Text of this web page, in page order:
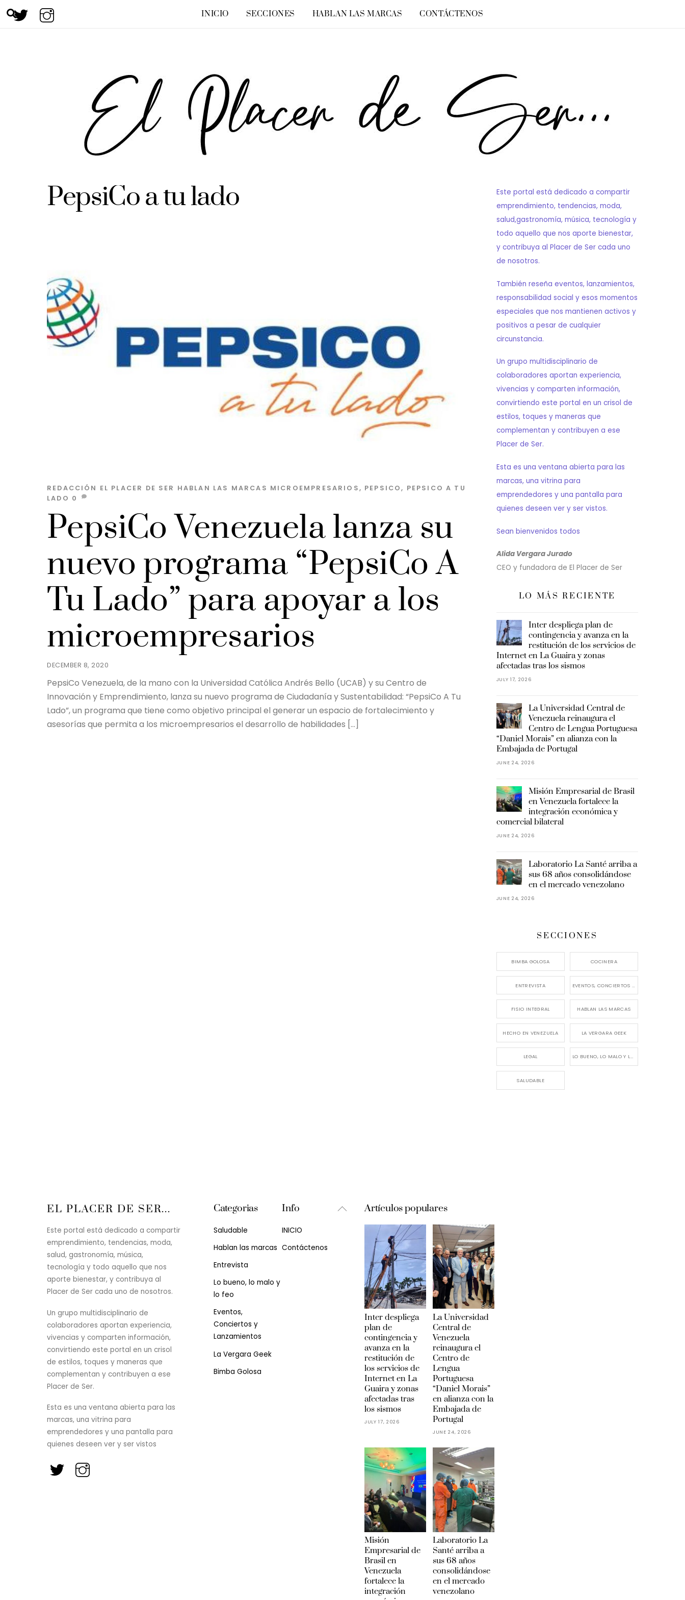
Skip Search INICIO SECCIONES HABLAN LAS MARCAS CONTÁCTENOS
PepsiCo a tu lado
DECEMBER 8, 2020
PepsiCo Venezuela lanza su
nuevo programa “PepsiCo A
Tu Lado” para apoyar a los
microempresarios
REDACCIÓN EL PLACER DE SER HABLAN LAS MARCAS MICROEMPRESARIOS, PEPSICO, PEPSICO A TU
LADO 0
PepsiCo Venezuela, de la mano con la Universidad Católica Andrés Bello (UCAB) y su Centro de
Innovación y Emprendimiento, lanza su nuevo programa de Ciudadanía y Sustentabilidad: “PepsiCo A Tu
Lado”, un programa que tiene como objetivo principal el generar un espacio de fortalecimiento y
asesorías que permita a los microempresarios el desarrollo de habilidades […]
Este portal está dedicado a compartir
emprendimiento, tendencias, moda,
salud,gastronomía, música, tecnología y
todo aquello que nos aporte bienestar,
y contribuya al Placer de Ser cada uno
de nosotros.
También reseña eventos, lanzamientos,
responsabilidad social y esos momentos
especiales que nos mantienen activos y
positivos a pesar de cualquier
circunstancia.
Un grupo multidisciplinario de
colaboradores aportan experiencia,
vivencias y comparten información,
convirtiendo este portal en un crisol de
estilos, toques y maneras que
complementan y contribuyen a ese
Placer de Ser.
Esta es una ventana abierta para las
marcas, una vitrina para
emprendedores y una pantalla para
quienes deseen ver y ser vistos.
Sean bienvenidos todos
Alida Vergara Jurado
CEO y fundadora de El Placer de Ser
LO MÁS RECIENTE
Inter despliega plan de
contingencia y avanza en la
restitución de los servicios de
Internet en La Guaira y zonas
afectadas tras los sismos
JULY 17, 2026
La Universidad Central de
Venezuela reinaugura el
Centro de Lengua Portuguesa
“Daniel Morais” en alianza con la
Embajada de Portugal
JUNE 24, 2026
Misión Empresarial de Brasil
en Venezuela fortalece la
integración económica y
comercial bilateral
JUNE 24, 2026
Laboratorio La Santé arriba a
sus 68 años consolidándose
en el mercado venezolano
JUNE 24, 2026
SECCIONES
BIMBA GOLOSA COCINERA
ENTREVISTA
FISIO INTEGRAL HABLAN LAS MARCAS
HECHO EN VENEZUELA LA VERGARA GEEK
LEGAL LO BUENO, LO MALO Y LO FEO
SALUDABLE
Back
EL PLACER DE SER...
Este portal está dedicado a compartir
emprendimiento, tendencias, moda,
salud, gastronomía, música,
tecnología y todo aquello que nos
aporte bienestar, y contribuya al
Placer de Ser cada uno de nosotros.
Un grupo multidisciplinario de
colaboradores aportan experiencia,
vivencias y comparten información,
convirtiendo este portal en un crisol
de estilos, toques y maneras que
complementan y contribuyen a ese
Placer de Ser.
Esta es una ventana abierta para las
marcas, una vitrina para
emprendedores y una pantalla para
quienes deseen ver y ser vistos
Categorias
Saludable
Hablan las marcas
Entrevista
Lo bueno, lo malo y
lo feo
Eventos,
Conciertos y
Lanzamientos
La Vergara Geek
Bimba Golosa
Info
INICIO
Contáctenos
Artículos populares
Inter despliega
plan de
contingencia y
avanza en la
restitución de
los servicios de
Internet en La
Guaira y zonas
afectadas tras
los sismos
JULY 17, 2026
La Universidad
Central de
Venezuela
reinaugura el
Centro de
Lengua
Portuguesa
“Daniel Morais”
en alianza con la
Embajada de
Portugal
JUNE 24, 2026
Misión
Empresarial de
Brasil en
Venezuela
fortalece la
integración
Laboratorio La
Santé arriba a
sus 68 años
consolidándose
en el mercado
venezolano